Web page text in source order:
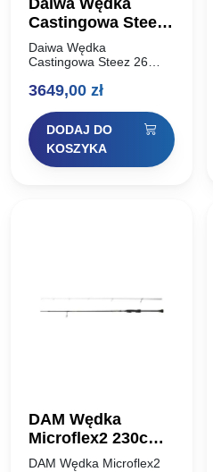
Castingowa Steez
26 C68ML+ SV BF
SkyRay Powertune
Daiwa Wędka
Castingowa Steez 26
Powertune 203cm 18g
C68ML+ -SV/BF Skyray
68 Power Tune to
absolutny szczyt…
3649,00 zł
DODAJ DO
KOSZYKA
DAM Wędka
Microflex2 230cm
3,5g
DAM Wędka Microflex2